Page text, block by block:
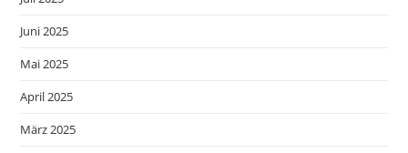
Juni 2025
Mai 2025
April 2025
März 2025